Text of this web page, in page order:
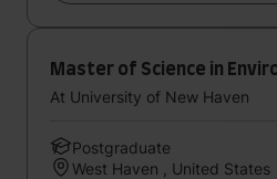
Master of Science in
At University of New Haven
Postgraduate
West Haven , United States